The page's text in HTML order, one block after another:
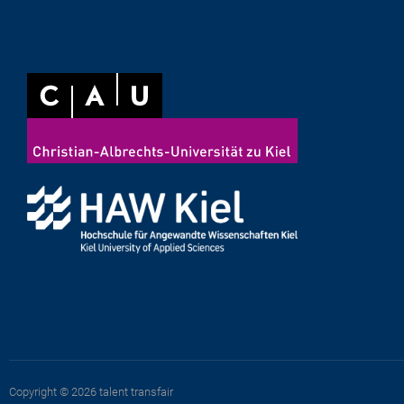
Copyright © 2026 talent transfair